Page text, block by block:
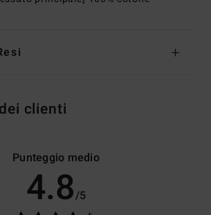
clienti
Punteggio medio
4.8/5